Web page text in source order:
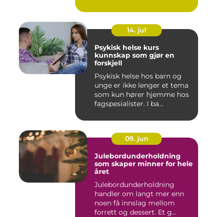
14. jul
Psykisk helse kurs
kunnskap som gjør en
forskjell
Psykisk helse hos barn og
unge er ikke lenger et tema
som kun hører hjemme hos
fagspesialister. I ba...
09. jun
Julebordunderholdning
som skaper minner for hele
året
Julebordunderholdning
handler om langt mer enn
noen få innslag mellom
forrett og dessert. Et g...